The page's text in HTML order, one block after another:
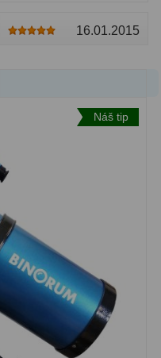
16.01.2015
Náš tip